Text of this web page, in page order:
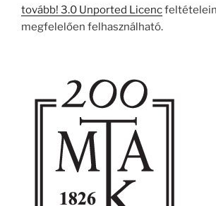
tovább! 3.0 Unported Licenc
megfelelően felhasználható.